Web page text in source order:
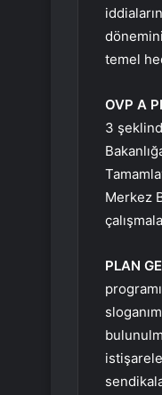
temel
OVP A
3
Merkez
PLAN